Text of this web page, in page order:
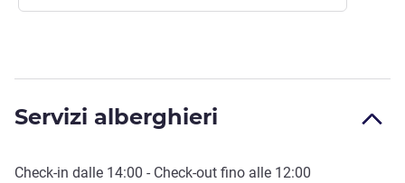
Servizi alberghieri
Check-in dalle 14:00 - Check-out fino alle 12:00